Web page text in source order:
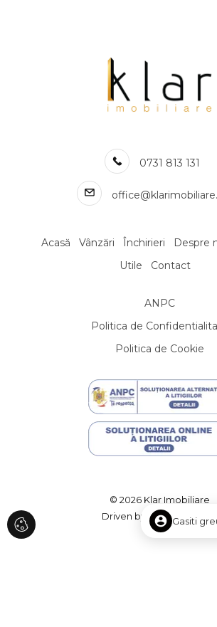
Apartamente de inchiriat in Cluj-Napoca Marasti /
Apartamente de inchiriat in Cluj-Napoca Borhanci
Apartamente de inchiriat in Cluj-Napoca
Numar de camere apartamente de
Apartamente de inchiriat 1 camera
Apartamente de inchiriat 2 camere
Apartamente de inchiriat
Apartamente de inchiriat in Cluj-Napoca Central
Apartamente de inchiriat in Cluj-Napoca Zorilor
Apartamente de inchiriat in Cluj-Napoca Andrei
Apartamente de inchiriat in Cluj-Napoca Centru
Apartamente de inchiriat in Floresti
Apartamente de inchiriat in Cluj-Napoca Europa
Apartamente de inchiriat in Cluj-Napoca Plopilor
Case de inchiriat
Case de inchiriat in Cluj-Napoca Central
Case de inchiriat in Cluj-Napoca Andrei Muresanu
Case de inchiriat in Cluj-Napoca Zorilor
0731 813 131
Acasă Vânzări Închirieri Despre
Utile
Contact
ANPC
Politica de
Politica de Cookie
© 2026 Klar Imobiliare
Driven by
ImmoFlux
Gasiti